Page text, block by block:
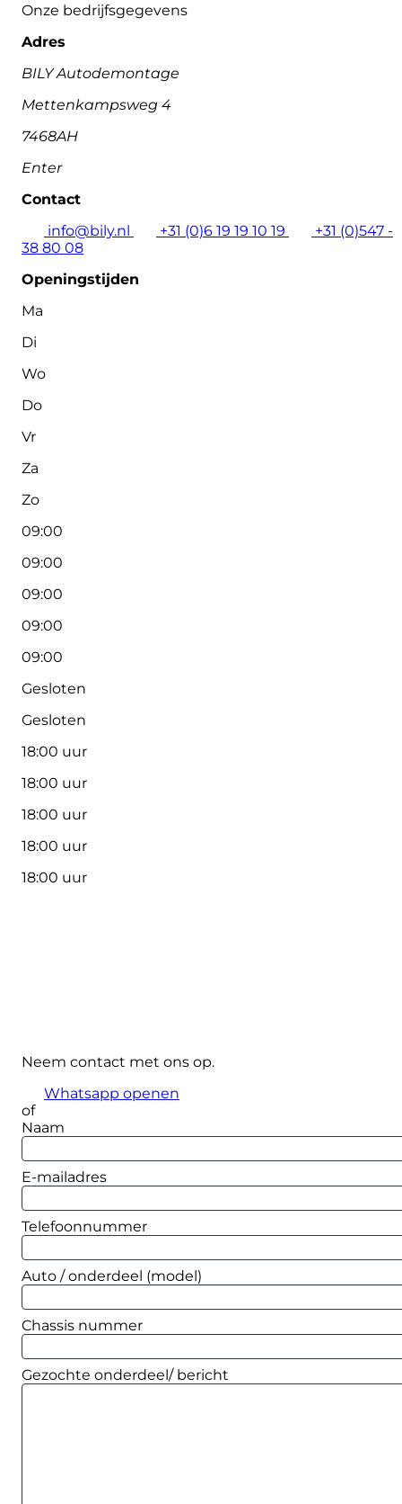
Onze bedrijfsgegevens
Adres
BILY Autodemontage
Mettenkampsweg 4
7468AH
Enter
Contact
info@bily.nl
+31 (0)6 19 19 10 19
+31 (0)547 -
38 80 08
Openingstijden
Ma
Di
Wo
Do
Vr
Za
Zo
09:00
09:00
09:00
09:00
09:00
Gesloten
Gesloten
18:00 uur
18:00 uur
18:00 uur
18:00 uur
18:00 uur
Neem contact met ons op.
Whatsapp openen
of
Naam
E-mailadres
Telefoonnummer
Auto / onderdeel (model)
Chassis nummer
Gezochte onderdeel/ bericht